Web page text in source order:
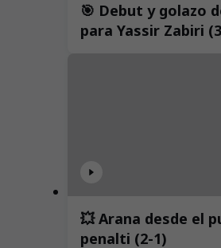
🎯 Debut y golazo
para Yassir Zabiri
💥 Arana desde el
penalti (2-1)